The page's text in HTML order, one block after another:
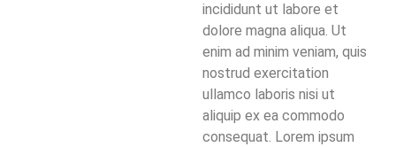
incididunt ut labore et
dolore magna aliqua. Ut
enim ad minim veniam, quis
nostrud exercitation
ullamco laboris nisi ut
aliquip ex ea commodo
consequat. Lorem ipsum